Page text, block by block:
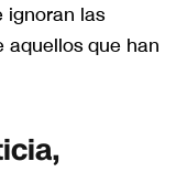
ignoran las
aquellos que han